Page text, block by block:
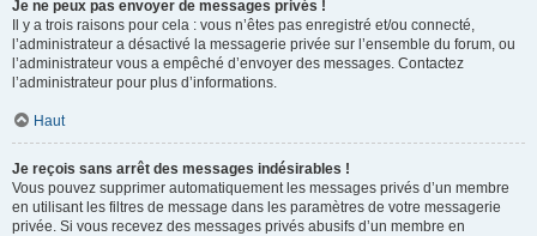
Je ne peux pas envoyer de messages privés !
Il y a trois raisons pour cela : vous n’êtes pas enregistré et/ou connecté,
l’administrateur a désactivé la messagerie privée sur l’ensemble du forum, ou
l’administrateur vous a empêché d’envoyer des messages. Contactez
l’administrateur pour plus d’informations.
Haut
Je reçois sans arrêt des messages indésirables !
Vous pouvez supprimer automatiquement les messages privés d’un membre
en utilisant les filtres de message dans les paramètres de votre messagerie
privée. Si vous recevez des messages privés abusifs d’un membre en